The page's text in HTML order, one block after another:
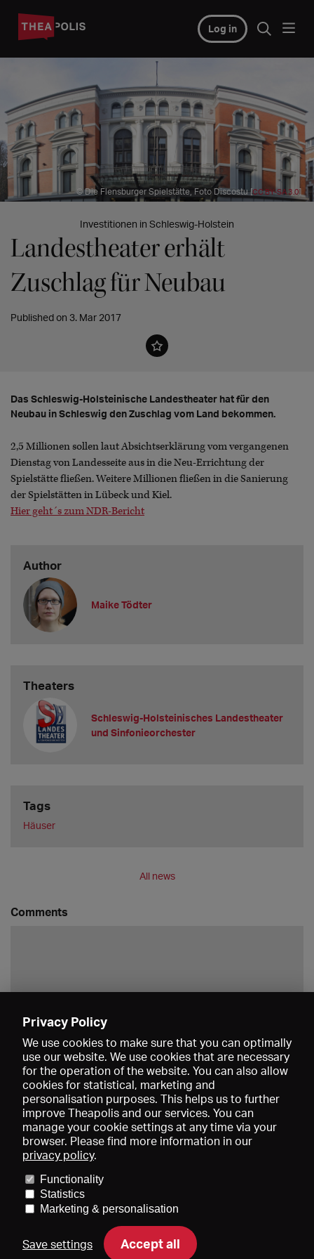
Log in
© Die Flensburger Spielstätte, Foto Discostu [CC BY-SA 3.0]
Investitionen in Schleswig-Holstein
Landestheater erhält
Zuschlag für Neubau
Published on 3. Mar 2017
Das Schleswig-Holsteinische Landestheater hat für den
Neubau in Schleswig den Zuschlag vom Land bekommen.
2,5 Millionen sollen laut Absichtserklärung vom vergangenen
Dienstag von Landesseite aus in die Neu-Errichtung der
Spielstätte fließen. Weitere Millionen fließen in die Sanierung
der Spielstätten in Lübeck und Kiel.
Hier geht´s zum NDR-Bericht
Author
Maike Tödter
Theaters
Schleswig-Holsteinisches Landestheater
und Sinfonieorchester
Tags
Häuser
All news
Comments
About us
Imprint
Privacy Policy
We use cookies to make sure that you can optimally
use our website. We use cookies that are necessary
for the operation of the website. You can also allow
cookies for statistical, marketing and
personalisation purposes. This helps us to further
improve Theapolis and our services. You can
manage your cookie settings at any time via your
browser. Please find more information in our
privacy policy.
Functionality
Statistics
Marketing & personalisation
Save settings Accept all